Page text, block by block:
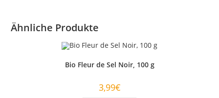
Ähnliche Produkte
Bio Fleur de Sel Noir, 100 g
3,99€